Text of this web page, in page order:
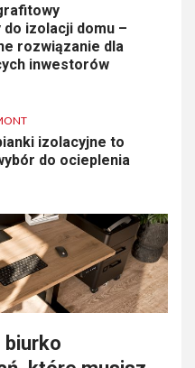
do izolacji domu –
rozwiązanie dla
inwestorów
izolacyjne to
do ocieplenia
biurko